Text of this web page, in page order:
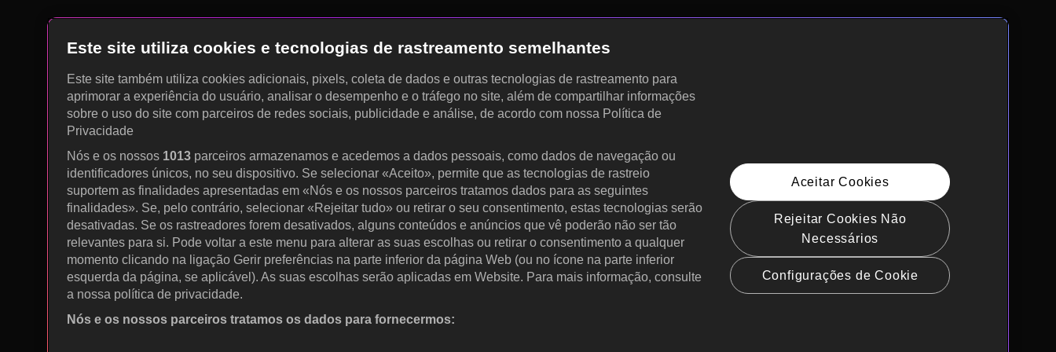
Este site utiliza cookies e tecnologias de rastreamento semelhantes
Este site também utiliza cookies adicionais, pixels, coleta de dados e outras tecnologias de rastreamento para
aprimorar a experiência do usuário, analisar o desempenho e o tráfego no site, além de compartilhar informações
sobre o uso do site com parceiros de redes sociais, publicidade e análise, de acordo com nossa Política de
Privacidade
Nós e os nossos 1013 parceiros armazenamos e acedemos a dados pessoais, como dados de navegação ou
identificadores únicos, no seu dispositivo. Se selecionar «Aceito», permite que as tecnologias de rastreio
suportem as finalidades apresentadas em «Nós e os nossos parceiros tratamos dados para as seguintes
finalidades». Se, pelo contrário, selecionar «Rejeitar tudo» ou retirar o seu consentimento, estas tecnologias serão
desativadas. Se os rastreadores forem desativados, alguns conteúdos e anúncios que vê poderão não ser tão
relevantes para si. Pode voltar a este menu para alterar as suas escolhas ou retirar o consentimento a qualquer
momento clicando na ligação Gerir preferências na parte inferior da página Web (ou no ícone na parte inferior
esquerda da página, se aplicável). As suas escolhas serão aplicadas em Website. Para mais informação, consulte
a nossa política de privacidade.
Nós e os nossos parceiros tratamos os dados para fornecermos:
Aceitar Cookies
Rejeitar Cookies Não
Necessários
Configurações de Cookie